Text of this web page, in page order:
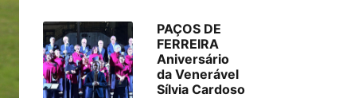
PAÇOS DE
FERREIRA
Aniversário
da Venerável
Sílvia Cardoso